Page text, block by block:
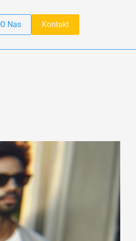
O Nas Kontakt